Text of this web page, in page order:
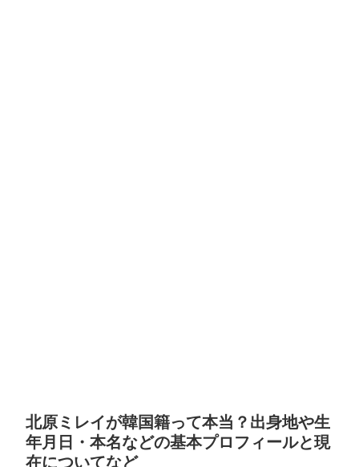
北原ミレイが韓国籍って本当？出身地や生
年月日・本名などの基本プロフィールと現
在についてなど